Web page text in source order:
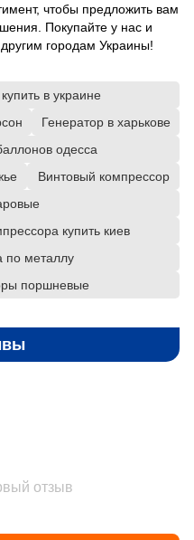
чтобы предложить вам
Покупайте у нас и
городам Украины!
в украине
Генератор в харькове
одесса
Винтовый компрессор
купить киев
по металлу
поршневые
отзыв